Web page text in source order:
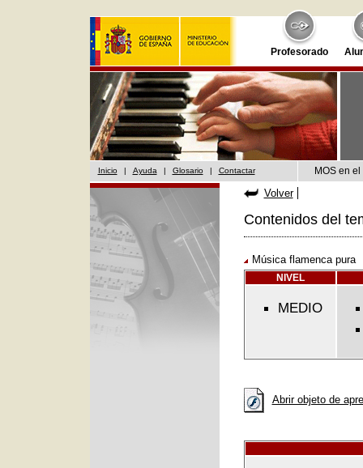
Profesorado
Inicio | Ayuda | Glosario | Contactar MOS en
Volver
Contenidos del
Música flamenca pura
NIVEL
MEDIO
Abrir objeto de